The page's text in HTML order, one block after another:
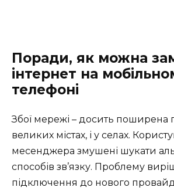
Поради, як можна
інтернет на
телефоні
Збої мережі – досить поширена
великих містах, і у селах.
месенджера змушені шукати
способів зв’язку. Проблему
підключення до нового